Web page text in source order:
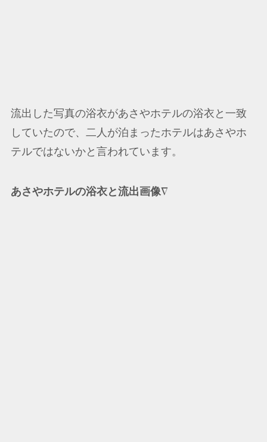
流出した写真の浴衣があさやホテルの浴衣と一致
していたので、二人が泊まったホテルはあさやホ
テルではないかと言われています。
あさやホテルの浴衣と流出画像∇